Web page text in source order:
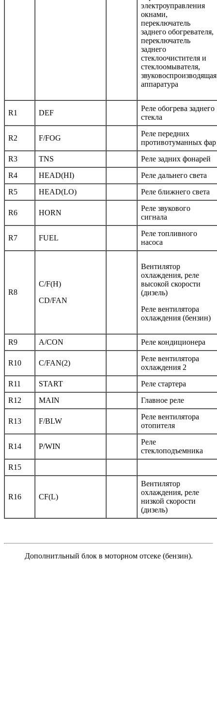
электроуправления
окнами,
переключатель
заднего обогревателя,
переключатель
заднего
стеклоочистителя и
стеклоомывателя,
звуковоспроизводящая
аппаратура
R1 DEF
Реле обогрева заднего
стекла
R2 F/FOG
Реле передних
противотуманных фар
R3
TNS
Реле задних фонарей
R4
HEAD(HI)
Реле дальнего света
R5
HEAD(LO) Реле ближнего света
R6 HORN
Реле звукового
сигнала
R7 FUEL
Реле топливного
насоса
R8
C/F(H)
CD/FAN
Вентилятор
охлаждения, реле
высокой скорости
(дизель)
Реле вентилятора
охлаждения (бензин)
R9 A/CON Реле кондиционера
R10 C/FAN(2)
Реле вентилятора
охлаждения 2
R11
START
Реле стартера
R12
MAIN Главное реле
R13 F/BLW
Реле вентилятора
отопителя
R14 P/WIN
Реле
стеклоподъемника
R15
R16 CF(L)
Вентилятор
охлаждения, реле
низкой скорости
(дизель)
Дополнитльный блок в моторном отсеке (бензин).